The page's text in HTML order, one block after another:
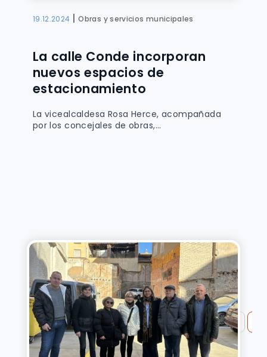
19.12.2024 |Obras y servicios municipales
La calle Conde incorporan
nuevos espacios de
estacionamiento
La vicealcaldesa Rosa Herce, acompañada
por los concejales de obras,...
«
Primera
« 10 20 ... 27 28
»